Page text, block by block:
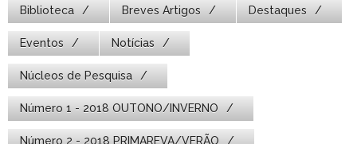
Biblioteca Breves Artigos Destaques
Eventos Notícias
Núcleos de Pesquisa
Número 1 - 2018 OUTONO/INVERNO
Número 2 - 2018 PRIMAREVA/VERÃO